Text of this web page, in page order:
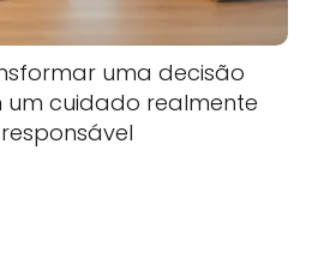
uma decisão
um cuidado realmente
responsável